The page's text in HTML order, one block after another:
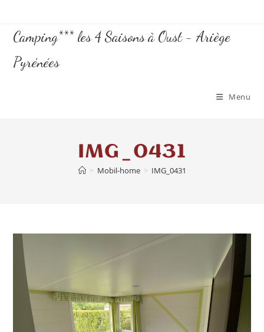
Camping*** les 4 Saisons à Oust - Ariège
Pyrénées
Menu
IMG_0431
> Mobil-home > IMG_0431